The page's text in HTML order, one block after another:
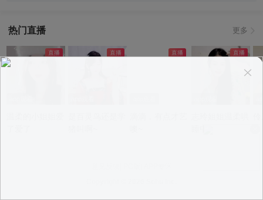
热门直播 更多